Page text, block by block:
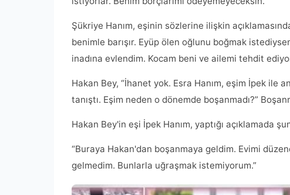
Şükriye Hanım, eşinin sözlerine ilişkin
benimle barışır. Eyüp ölen oğlunu boğmak
inadına evlendim. Kocam beni ve ailemi tehdit
Hakan Bey, “İhanet yok. Esra Hanım, eşim İpek ile
tanıştı. Eşim neden o dönemde boşanmadı?”
Hakan Bey'in eşi İpek Hanım, yaptığı açıklamada
“Buraya Hakan'dan boşanmaya geldim. Evimi
gelmedim. Bunlarla uğraşmak istemiyorum.”